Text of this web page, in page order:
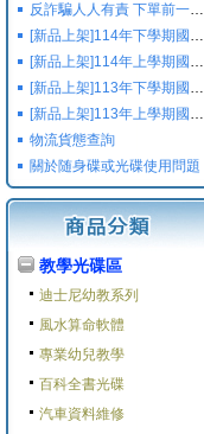
反詐騙人人有責 下單前一定要注意
[新品上架]114年下學期國小國中高中命題光碟,校用卷,習作
[新品上架]114年上學期國小國中高中命題光碟,校用卷,習作
[新品上架]113年下學期國小國中高中命題光碟,校用卷,習作
[新品上架]113年上學期國小國中高中命題光碟,校用卷,習作
物流貨態查詢
關於随身碟或光碟使用問題
教學光碟區
迪士尼幼教系列
風水算命軟體
專業幼兒教學
百科全書光碟
汽車資料維修